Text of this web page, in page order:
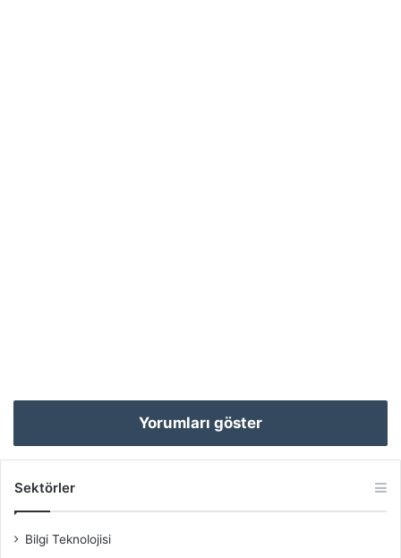
Yorumları göster
Sektörler
Bilgi Teknolojisi